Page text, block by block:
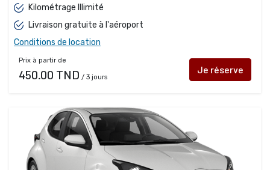
Kilométrage Illimité
Livraison gratuite à l'aéroport
Conditions de location
Prix à partir de
450.00 TND / 3 jours
Je réserve